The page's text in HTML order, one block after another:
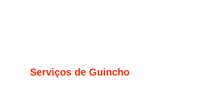
Serviços de Guincho